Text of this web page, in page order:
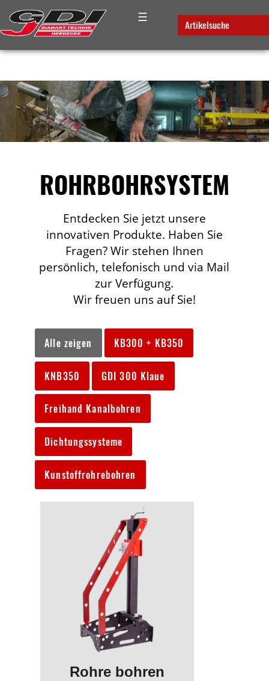
☰ Artikelsuche
ROHRBOHRSYSTEM
Entdecken Sie jetzt unsere
innovativen Produkte. Haben Sie
Fragen? Wir stehen Ihnen
persönlich, telefonisch und via Mail
zur Verfügung.
Wir freuen uns auf Sie!
Alle zeigen KB300 + KB350
KNB350 GDI 300 Klaue
Freihand Kanalbohren
Dichtungssysteme
Kunstoffrohrebohren
Rohre bohren